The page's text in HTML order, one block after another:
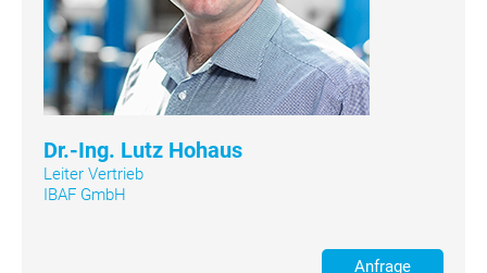
Dr.-Ing. Lutz Hohaus
Leiter Vertrieb
IBAF GmbH
Anfrage